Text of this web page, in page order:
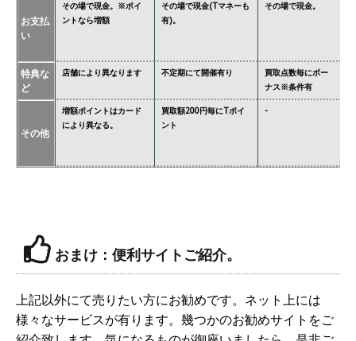
お支払
い
その場で現金。※ポイ
ントなら増額
その場で現金(Tマネーも
有)。
その場で現金。
特典な
ど
店舗により異なります 不定期にて開催有り
買取点数毎にボー
ナス※条件有
その他
増額ポイントはカード
により異なる。
買取額200円毎にTポイ
ント
-
おまけ：便利サイトご紹介。
上記以外にて売りたい方にお勧めです。ネット上には
様々なサービスが有ります。幾つかのお勧めサイトをご